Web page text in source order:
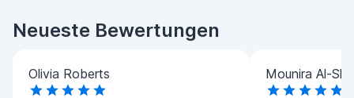
Neueste Bewertungen
Olivia Roberts Mounira Al-